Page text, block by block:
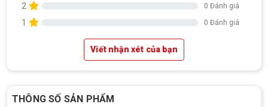
2 0 Đánh giá
1 0 Đánh giá
Viết nhận xét của bạn
THÔNG SỐ SẢN PHẨM
Top 18 tựa game PC huyền thoại gắn liền
với tuổi thơ của game thủ Việt vào những
thơ của game thủ Việt vào những năm 2000
Họa AMD Radeon™ RX 6600 XT
ASRock Công Bố Series Cạc Đồ Họa AMD